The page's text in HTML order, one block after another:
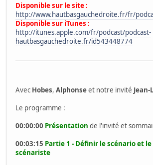
Disponible sur le site :
http://www.hautbasgauchedroite.fr/fr/
Disponible sur iTunes :
http://itunes.apple.com/fr/podcast/podcast-
hautbasgauchedroite.fr/id543448774
Avec Hobes, Alphonseet notre invité Jean-
Le programme :
00:00:00 Présentation de l'invité et
00:03:15 Partie 1 - Définir le scénario et
scénariste